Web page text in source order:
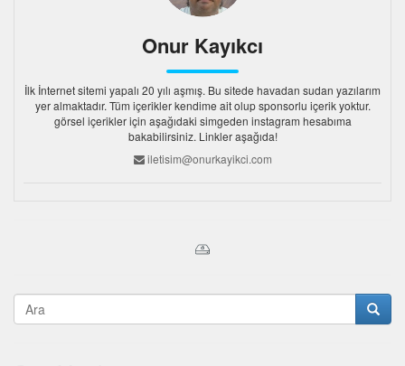
Onur Kayıkcı
İlk İnternet sitemi yapalı 20 yılı aşmış. Bu sitede havadan sudan yazılarım
yer almaktadır. Tüm içerikler kendime ait olup sponsorlu içerik yoktur.
görsel içerikler için aşağıdaki simgeden instagram hesabıma
bakabilirsiniz. Linkler aşağıda!
iletisim@onurkayikci.com